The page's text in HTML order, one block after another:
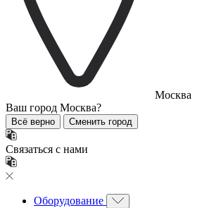
Москва
Ваш город Москва?
Всё верно Сменить город
Связаться с нами
Оборудование